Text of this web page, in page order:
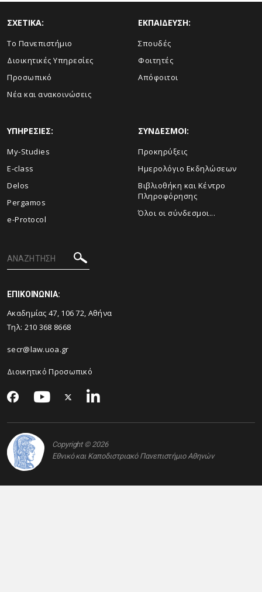
ΣΧΕΤΙΚΑ:
Το Πανεπιστήμιο
Διοικητικές Υπηρεσίες
Προσωπικό
Νέα και ανακοινώσεις
ΕΚΠΑΙΔΕΥΣΗ:
Σπουδές
Φοιτητές
Απόφοιτοι
ΥΠΗΡΕΣΙΕΣ:
My-Studies
E-class
Delos
Pergamos
e-Protocol
ΣΥΝΔΕΣΜΟΙ:
Προκηρύξεις
Ημερολόγιο Εκδηλώσεων
Βιβλιοθήκη και Κέντρο
Πληροφόρησης
Όλοι οι σύνδεσμοι...
ΕΠΙΚΟΙΝΩΝΙΑ:
Ακαδημίας 47, 106 72, Αθήνα
Τηλ: 210 368 8668
secr@law.uoa.gr
Διοικητικό Προσωπικό
Copyright © 2026
Εθνικό και Καποδιστριακό Πανεπιστήμιο Αθηνών